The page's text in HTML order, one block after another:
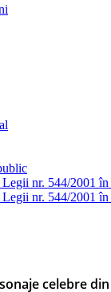
nr. 544/2001
nr. 544/2001
celebre